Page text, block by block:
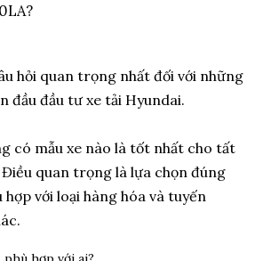
hỏi quan trọng nhất đối với những
đầu đầu tư xe tải Hyundai.
có mẫu xe nào là tốt nhất cho tất
quan trọng là lựa chọn đúng
hợp với loại hàng hóa và tuyến